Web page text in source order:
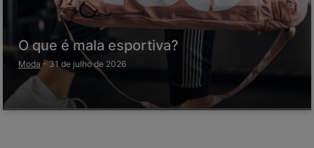
O que é mala esportiva?
Moda - 31 de julho de 2026